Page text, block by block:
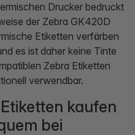
Drucker bedruckt
der Zebra GK420D
Etiketten verfärben
es ist daher keine Tinte
Zebra Etiketten
verwendbar.
kaufen
bei